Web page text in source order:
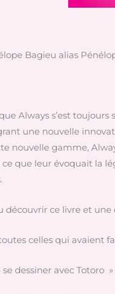
Bagieu alias
Always s’est
une nouvelle
nouvelle gamme,
que leur évoquait la
découvrir ce livre et
celles qui
dessiner avec Totoro